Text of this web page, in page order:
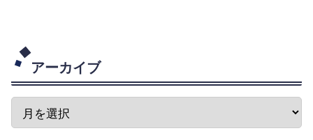
アーカイブ